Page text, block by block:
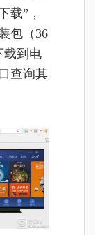
载”，
包 （36
载到电
查询其